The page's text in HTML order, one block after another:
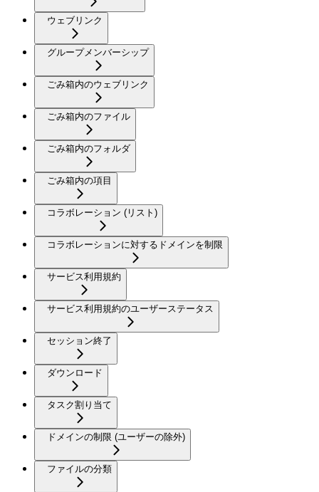
ウェブリンク
グループメンバーシップ
ごみ箱内のウェブリンク
ごみ箱内のファイル
ごみ箱内のフォルダ
ごみ箱内の項目
コラボレーション (リスト)
コラボレーションに対するドメインを制限
サービス利用規約
サービス利用規約のユーザーステータス
セッション終了
ダウンロード
タスク割り当て
ドメインの制限 (ユーザーの除外)
ファイルの分類